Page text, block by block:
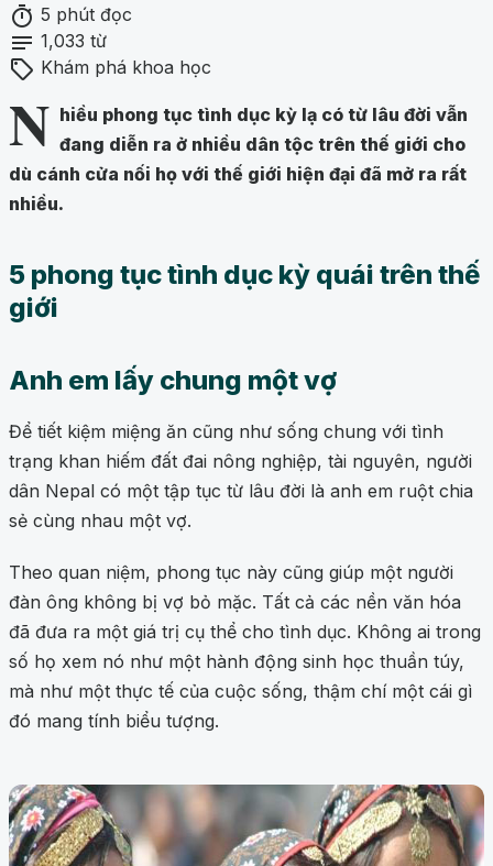
timer 5 phút đọc
notes 1,033 từ
sell Khám phá khoa học
N hiều phong tục tình dục kỳ lạ có từ lâu đời vẫn
đang diễn ra ở nhiều dân tộc trên thế giới cho
dù cánh cửa nối họ với thế giới hiện đại đã mở ra rất
nhiều.
5 phong tục tình dục kỳ quái trên thế
giới
Anh em lấy chung một vợ
Để tiết kiệm miệng ăn cũng như sống chung với tình
trạng khan hiếm đất đai nông nghiệp, tài nguyên, người
dân Nepal có một tập tục từ lâu đời là anh em ruột chia
sẻ cùng nhau một vợ.
Theo quan niệm, phong tục này cũng giúp một người
đàn ông không bị vợ bỏ mặc. Tất cả các nền văn hóa
đã đưa ra một giá trị cụ thể cho tình dục. Không ai trong
số họ xem nó như một hành động sinh học thuần túy,
mà như một thực tế của cuộc sống, thậm chí một cái gì
đó mang tính biểu tượng.